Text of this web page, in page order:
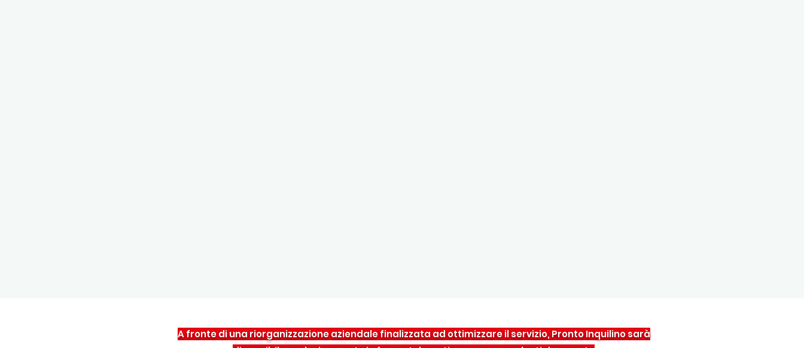
A fronte di una riorganizzazione aziendale finalizzata ad ottimizzare il servizio, Pronto Inquilino sarà